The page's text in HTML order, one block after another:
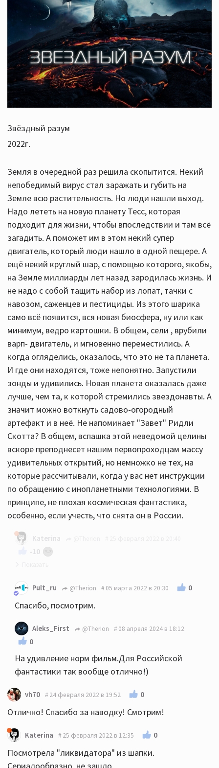
Звёздный разум
2022г.
Земля в очередной раз решила скопытится. Некий
непобедимый вирус стал заражать и губить на
Земле всю растительность. Но люди нашли выход.
Надо лететь на новую планету Тесс, которая
подходит для жизни, чтобы впоследствии и там всё
загадить. А поможет им в этом некий супер
двигатель, который люди нашло в одной пещере. А
ещё некий круглый шар, с помощью которого, якобы,
на Земле миллиарды лет назад зародилась жизнь. И
не надо с собой тащить набор из лопат, тачки с
навозом, саженцев и пестициды. Из этого шарика
само всё появится, вся новая биосфера, ну или как
минимум, ведро картошки. В общем, сели , врубили
варп- двигатель, и мгновенно переместились. А
когда огляделись, оказалось, что это не та планета.
И где они находятся, тоже непонятно. Запустили
зонды и удивились. Новая планета оказалась даже
лучше, чем та, к которой стремились звездонавты. А
значит можно воткнуть садово-огородный
артефакт и в неё. Не напоминает "Завет" Ридли
Скотта? В общем, вспашка этой неведомой целины
вскоре преподнесет нашим первопроходцам массу
удивительных открытий, но немножко не тех, на
которые рассчитывали, когда у вас нет инструкции
по обращению с инопланетными технологиями. В
принципе, не плохая космическая фантастика,
особенно, если учесть, что снята он в России.
Katerina
-10
Pult_ru @Therion 05 марта 2022 в 20:30 0
Спасибо, посмотрим.
Aleks_First @Therion 08 апреля 2024 в 18:12
0
На удивление норм фильм.Для Российской
фантастики так вообще отлично!)
vh70 24 февраля 2022 в 19:52 0
Отлично! Спасибо за наводку! Смотрим!
Katerina 25 февраля 2022 в 12:35 0
Посмотрела "ликвидатора" из шапки.